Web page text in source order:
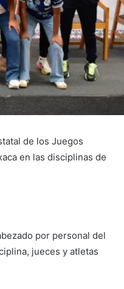
de los Juegos
en las disciplinas de
por personal del
jueces y atletas